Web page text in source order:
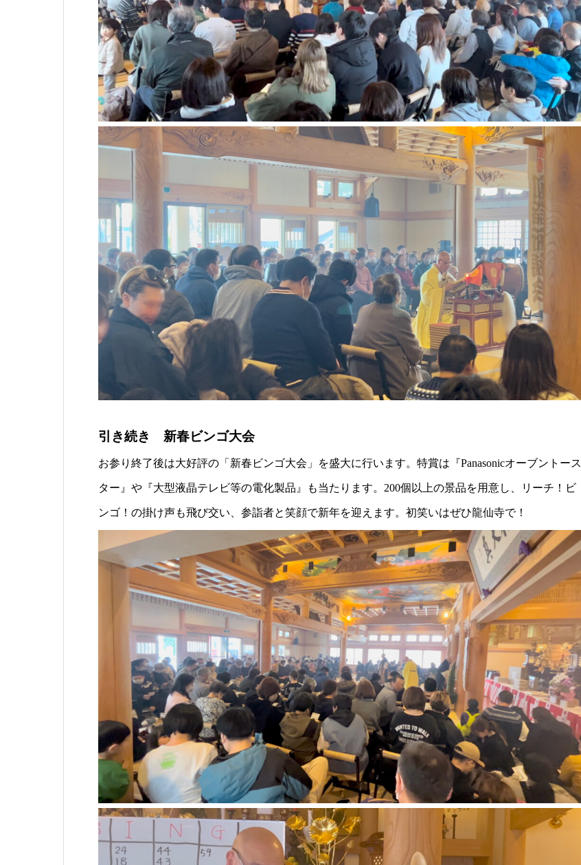
引き続き 新春ビンゴ大会
お参り終了後は大好評の「新春ビンゴ大会」を盛大に行います。特賞は『Panasonicオーブントース
ター』や『大型液晶テレビ等の電化製品』も当たります。200個以上の景品を用意し、リーチ！ビ
ンゴ！の掛け声も飛び交い、参詣者と笑顔で新年を迎えます。初笑いはぜひ龍仙寺で！